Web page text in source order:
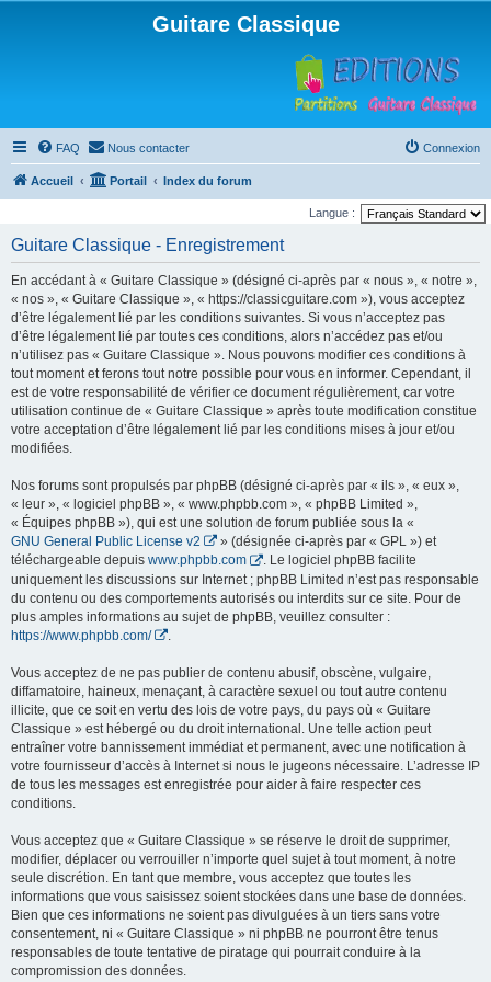
Guitare Classique
FAQ Nous contacter Connexion
Accueil Portail Index du forum
Langue :
Guitare Classique - Enregistrement
En accédant à « Guitare Classique » (désigné ci-après par « nous », « notre »,
« nos », « Guitare Classique », « https://classicguitare.com »), vous acceptez
d’être légalement lié par les conditions suivantes. Si vous n’acceptez pas
d’être légalement lié par toutes ces conditions, alors n’accédez pas et/ou
n’utilisez pas « Guitare Classique ». Nous pouvons modifier ces conditions à
tout moment et ferons tout notre possible pour vous en informer. Cependant, il
est de votre responsabilité de vérifier ce document régulièrement, car votre
utilisation continue de « Guitare Classique » après toute modification constitue
votre acceptation d’être légalement lié par les conditions mises à jour et/ou
modifiées.
Nos forums sont propulsés par phpBB (désigné ci-après par « ils », « eux »,
« leur », « logiciel phpBB », « www.phpbb.com », « phpBB Limited »,
« Équipes phpBB »), qui est une solution de forum publiée sous la «
GNU General Public License v2
» (désignée ci-après par « GPL ») et
téléchargeable depuis www.phpbb.com
. Le logiciel phpBB facilite
uniquement les discussions sur Internet ; phpBB Limited n’est pas responsable
du contenu ou des comportements autorisés ou interdits sur ce site. Pour de
plus amples informations au sujet de phpBB, veuillez consulter :
https://www.phpbb.com/
Vous acceptez de ne pas publier de contenu abusif, obscène, vulgaire,
diffamatoire, haineux, menaçant, à caractère sexuel ou tout autre contenu
illicite, que ce soit en vertu des lois de votre pays, du pays où « Guitare
Classique » est hébergé ou du droit international. Une telle action peut
entraîner votre bannissement immédiat et permanent, avec une notification à
votre fournisseur d’accès à Internet si nous le jugeons nécessaire. L’adresse IP
de tous les messages est enregistrée pour aider à faire respecter ces
conditions.
Vous acceptez que « Guitare Classique » se réserve le droit de supprimer,
modifier, déplacer ou verrouiller n’importe quel sujet à tout moment, à notre
seule discrétion. En tant que membre, vous acceptez que toutes les
informations que vous saisissez soient stockées dans une base de données.
Bien que ces informations ne soient pas divulguées à un tiers sans votre
consentement, ni « Guitare Classique » ni phpBB ne pourront être tenus
responsables de toute tentative de piratage qui pourrait conduire à la
compromission des données.